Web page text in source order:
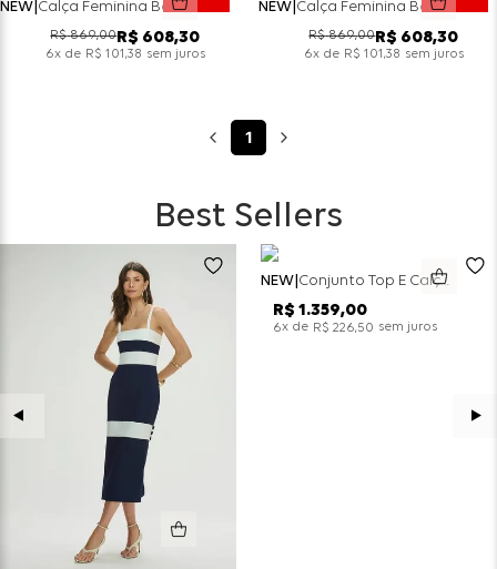
NEW Calça Feminina Balonê Crepe Ajuste Tornozelo - Vanilla
R$ 869,00R$ 608,30
6x de R$ 101 ,38 sem juros
NEW Calça Feminina Balonê Crepe Ajuste Tornozelo - Choco
R$ 869,00R$ 608,30
6x de R$ 101 ,38 sem juros
1
Best Sellers
NEW Conjunto Top E Calça Wide Leg Bicolor Alfaitaria - Off White
R$ 1.359,00
6x de R$ 226,50 sem juros